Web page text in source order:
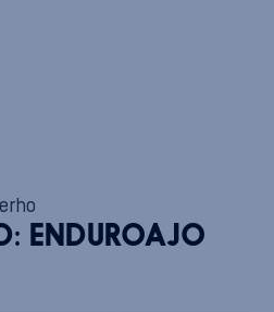
ENDUROAJO